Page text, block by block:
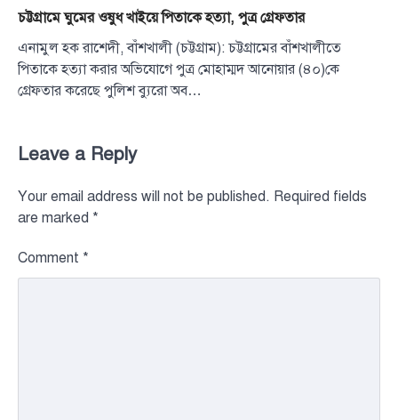
চট্টগ্রামে ঘুমের ওষুধ খাইয়ে পিতাকে হত্যা, পুত্র গ্রেফতার
এনামুল হক রাশেদী, বাঁশখালী (চট্টগ্রাম): চট্টগ্রামের বাঁশখালীতে
পিতাকে হত্যা করার অভিযোগে পুত্র মোহাম্মদ আনোয়ার (৪০)কে
গ্রেফতার করেছে পুলিশ ব্যুরো অব…
Leave a Reply
Your email address will not be published. Required fields
are marked *
Comment *